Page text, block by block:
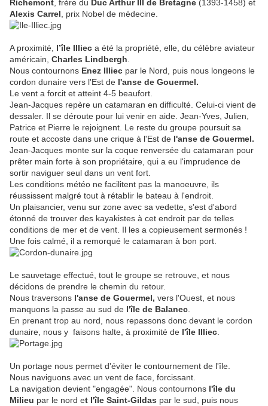
Richemont , frère du Duc Arthur III de Bretagne (1393-1458) et
Alexis Carrel , prix Nobel de médecine.
A proximité, l’île Illiec a été la propriété, elle, du célèbre aviateur
américain, Charles Lindbergh
Nous contournons Enez Illiec par le Nord, puis nous longeons le
cordon dunaire vers l'Est de l'anse de Gouermel.
Le vent a forcit et atteint 4-5 beaufort.
Jean-Jacques repère un catamaran en difficulté. Celui-ci vient de
dessaler. Il se déroute pour lui venir en aide. Jean-Yves, Julien,
Patrice et Pierre le rejoignent. Le reste du groupe poursuit sa
route et accoste dans une crique à l'Est de l'anse de Gouermel.
Jean-Jacques monte sur la coque renversée du catamaran pour
prêter main forte à son propriétaire, qui a eu l'imprudence de
sortir naviguer seul dans un vent fort.
Les conditions météo ne facilitent pas la manoeuvre, ils
réussissent malgré tout à rétablir le bateau à l'endroit.
Un plaisancier, venu sur zone avec sa vedette, s'est d'abord
étonné de trouver des kayakistes à cet endroit par de telles
conditions de mer et de vent. Il les a copieusement sermonés !
Une fois calmé, il a remorqué le catamaran à bon port.
Le sauvetage effectué, tout le groupe se retrouve, et nous
décidons de prendre le chemin du retour.
Nous traversons l'anse de Gouermel, vers l'Ouest, et nous
manquons la passe au sud de l'île de Balanec
En prenant trop au nord, nous repassons donc devant le cordon
dunaire, nous y faisons halte, à proximité de l'île Illiec
Un portage nous permet d'éviter le contournement de l'île.
Nous naviguons avec un vent de face, forcissant.
La navigation devient "engagée". Nous contournons l'île du
Milieu par le nord et l'île Saint-Gildas par le sud, puis nous